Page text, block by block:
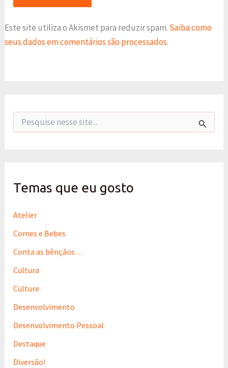
Este site utiliza o Akismet para reduzir spam. Saiba como
seus dados em comentários são processados.
e
s
a
p
r
Temas que eu gosto
Atelier
Comes e Bebes
Conta as bênçãos…
Cultura
Culture
Desenvolvimento
Desenvolvimento Pessoal
Destaque
Diversão!